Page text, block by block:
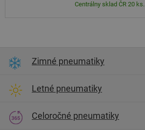
Centrálny sklad ČR 20 ks.
Zimné pneumatiky
Letné pneumatiky
Celoročné pneumatiky